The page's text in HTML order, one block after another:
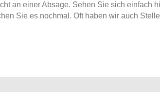
an einer Absage. Sehen Sie sich einfach
Sie es nochmal. Oft haben wir auch